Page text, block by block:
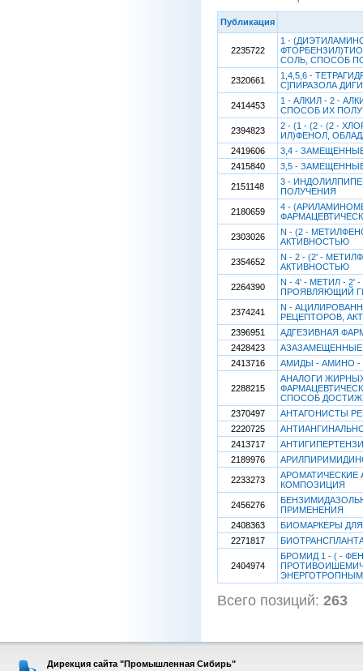
Публикация
2235722
1 -
СОЛЬ, СПОСОБ
2320661
1,4,5,6 -
С]ПИРАЗОЛА
2414453
1 - АЛКИЛ - 2 -
СПОСОБ ИХ
2394823
2 - (1 - (2 - (2 -
ИЛ)ФЕНОЛ,
2419606
3,4 -
2415840
3,5 -
2151148
3 -
ПОЛУЧЕНИЯ
2180659
4 -
2303026
N - (2 -
АКТИВНОСТЬЮ
2354652
N - 2 - (2' -
АКТИВНОСТЬЮ
2264390
N - 4' - МЕТИЛ - 2'
ПРОЯВЛЯЮЩИЙ
2374241
N -
РЕЦЕПТОРОВ,
2396951
АДГЕЗИВНАЯ
2428423
2413716
АМИДЫ - АМИНО -
2288215
АНАЛОГИ
СПОСОБ
2370497
АНТАГОНИСТЫ
2220725
2413717
2189976
2233273
АРОМАТИЧЕСКИЕ
КОМПОЗИЦИЯ
2456276
ПРИМЕНЕНИЯ
2408363
БИОМАРКЕРЫ
2271817
2404974
БРОМИД 1 - ( -
Всего позиций: 263
Дирекция сайта "Промышленная Сибирь"